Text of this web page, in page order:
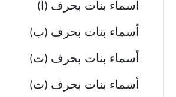
أسماء بنات بحرف (أ)
أسماء بنات بحرف (ب)
أسماء بنات بحرف (ت)
أسماء بنات بحرف (ث)